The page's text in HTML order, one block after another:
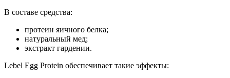
В составе средства:
протеин яичного белка;
натуральный мед;
экстракт гардении.
Lebel Egg Protein обеспечивает такие эффекты: